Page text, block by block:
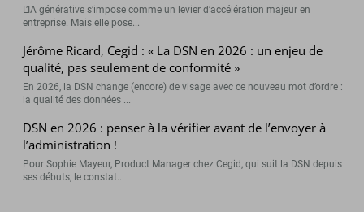
L’IA générative s’impose comme un levier d’accélération majeur en
entreprise. Mais elle pose...
Jérôme Ricard, Cegid : « La DSN en 2026 : un enjeu de
qualité, pas seulement de conformité »
En 2026, la DSN change (encore) de visage avec ce nouveau mot d’ordre :
la qualité des données ...
DSN en 2026 : penser à la vérifier avant de l’envoyer à
l’administration !
Pour Sophie Mayeur, Product Manager chez Cegid, qui suit la DSN depuis
ses débuts, le constat...